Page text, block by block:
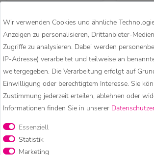
34,90 €
Kunst und Magie
Tagesdecke
Wandbehang Deko
Wir verwenden Cookies und ähnliche
Anzeigen zu personalisieren, Drittanbieter-
Zugriffe zu analysieren. Dabei werden
IP-Adresse) verarbeitet und teilweise an
weitergegeben. Die Verarbeitung erfolgt auf
Einwilligung oder berechtigtem Interesse. Sie
Zustimmung jederzeit erteilen, ablehnen oder
Informationen finden Sie in unserer
Essenziell
Statistik
Marketing